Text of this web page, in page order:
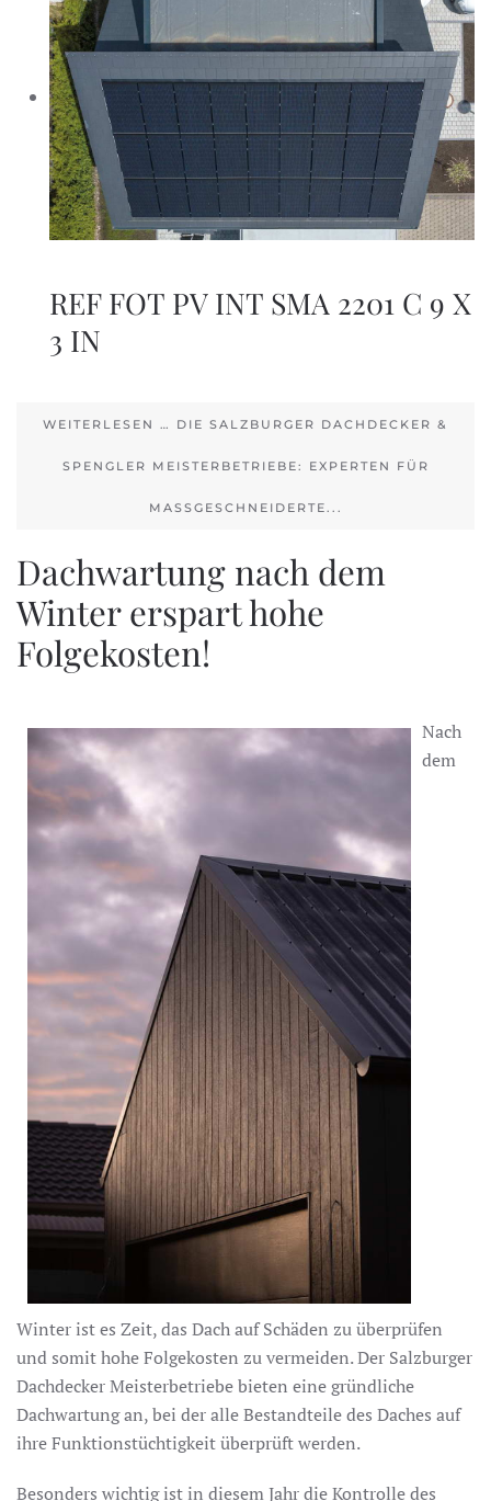
REF FOT PV INT SMA 2201 C 9 X
3 IN
WEITERLESEN … DIE SALZBURGER DACHDECKER &
SPENGLER MEISTERBETRIEBE: EXPERTEN FÜR
MASSGESCHNEIDERTE...
Dachwartung nach dem
Winter erspart hohe
Folgekosten!
Nach
dem
Winter ist es Zeit, das Dach auf Schäden zu überprüfen
und somit hohe Folgekosten zu vermeiden. Der Salzburger
Dachdecker Meisterbetriebe bieten eine gründliche
Dachwartung an, bei der alle Bestandteile des Daches auf
ihre Funktionstüchtigkeit überprüft werden.
Besonders wichtig ist in diesem Jahr die Kontrolle des